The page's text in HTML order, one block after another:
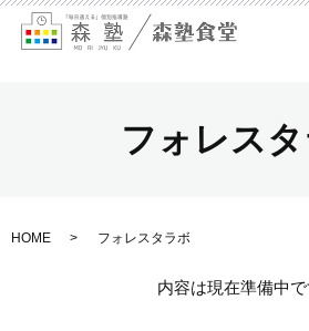
フォレス
HOME フォレスタラボ
内容は現在準備中で